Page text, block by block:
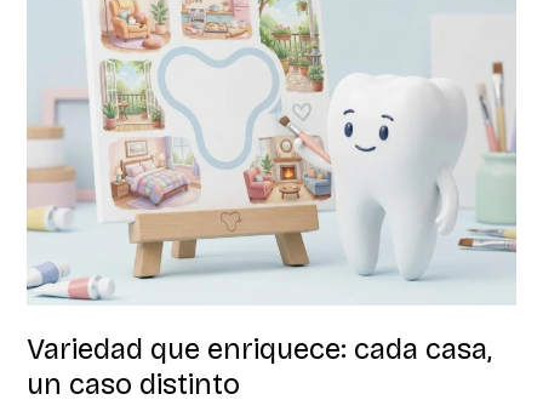
Variedad que enriquece: cada casa,
un caso distinto
enriquece:
caso